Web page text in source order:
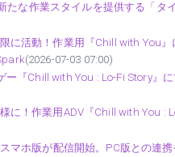
たな作業スタイルを提供する「
に活動！作業用『Chill with You
(2026-07-03 07:00)
ー『Chill with You : Lo-Fi Story』
に！作業用ADV『Chill with You :
マホ版が配信開始。PC版との連